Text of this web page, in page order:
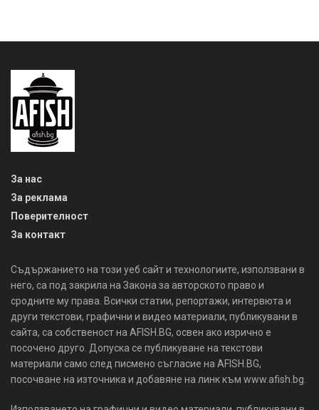
За нас
За реклама
Поверителност
За контакт
Съдържанието на този уеб сайт и технологиите, използвани в
него, са под закрила на Закона за авторското право и
сродните му права. Всички статии, репортажи, интервюта и
други текстови, графични и видео материали, публикувани в
сайта, са собственост на AFISH.BG, освен ако изрично е
посочено друго. Допуска се публикуване на текстови
материали само след писмено съгласие на AFISH.BG,
посочване на източника и добавяне на линк към www.afish.bg.